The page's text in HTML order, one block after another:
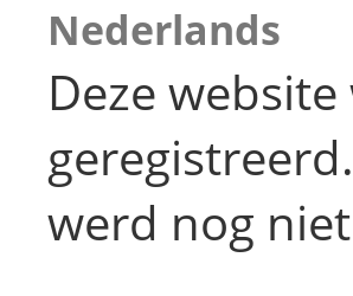
Nederlands
Deze
werd nog